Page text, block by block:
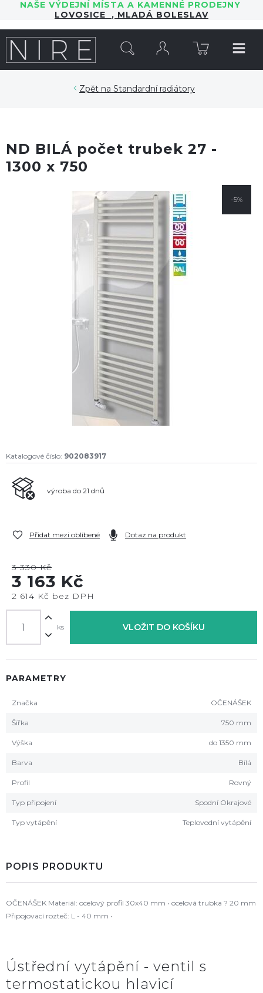
NAŠE VÝDEJNÍ MÍSTA A KAMENNÉ PRODEJNY
LOVOSICE , MLADÁ BOLESLAV
Standardní radiátory
ND BILÁ počet trubek 27 -
1300 x 750
-5%
Katalogové číslo: 902083917
výroba do 21 dnů
Přidat mezi oblíbené Dotaz na produkt
3 330 Kč
3 163 Kč
2 614 Kč bez DPH
ks VLOŽIT DO KOŠÍKU
PARAMETRY
Značka OČENÁŠEK
Šířka 750 mm
Výška do 1350 mm
Barva Bílá
Profil Rovný
Typ připojení Spodní Okrajové
Typ vytápění Teplovodní vytápění
POPIS PRODUKTU
OČENÁŠEK Materiál: ocelový profil 30x40 mm • ocelová trubka ? 20 mm
Připojovací rozteč: L - 40 mm •
Ústřední vytápění - ventil s
termostatickou hlavicí